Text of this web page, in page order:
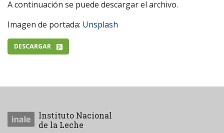
A continuación se puede descargar el archivo.
Imagen de portada: Unsplash
DESCARGAR
Instituto Nacional
de la Leche